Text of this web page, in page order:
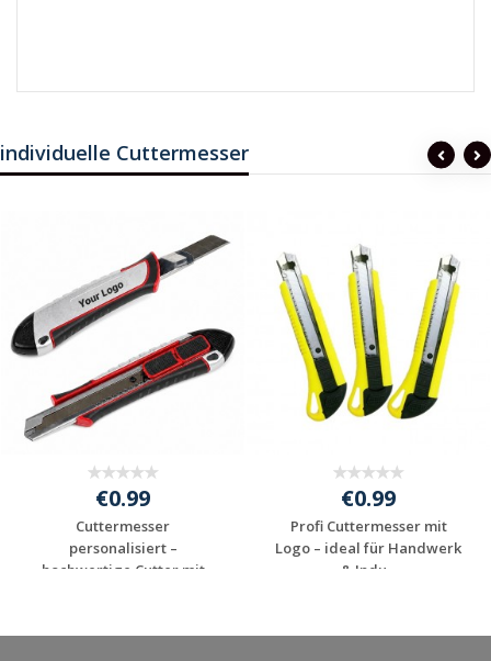
individuelle Cuttermesser
€0.99
Cuttermesser
personalisiert –
hochwertige Cutter mit
€0.99
Profi Cuttermesser mit
Logo – ideal für Handwerk
& Indu...